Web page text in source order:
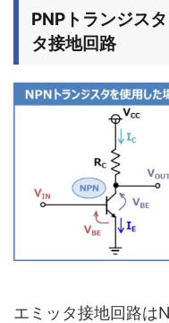
PNPトランジス
タ接地回路
エミッタ接地回路は